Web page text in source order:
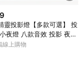
靈投影燈【多款可選】 投
夜燈 八款音效 投影 夜燈
換禮物 宇宙星空 戀人 生
線上購物